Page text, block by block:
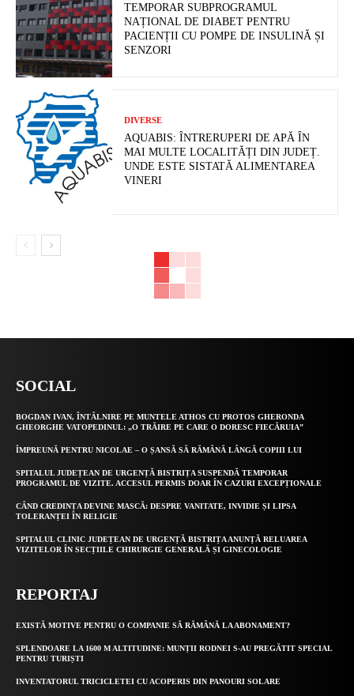
TEMPORAR SUBPROGRAMUL
NAȚIONAL DE DIABET PENTRU
PACIENȚII CU POMPE DE INSULINĂ ȘI
SENZORI
DIVERSE
AQUABIS: ÎNTRERUPERI DE APĂ ÎN
MAI MULTE LOCALITĂȚI DIN JUDEȚ.
UNDE ESTE SISTATĂ ALIMENTAREA
VINERI
SOCIAL
BOGDAN IVAN, ÎNTÂLNIRE PE MUNTELE ATHOS CU PROTOS GHERONDA
GHEORGHE VATOPEDINUL: „O TRĂIRE PE CARE O DORESC FIECĂRUIA”
ÎMPREUNĂ PENTRU NICOLAE – O ȘANSĂ SĂ RĂMÂNĂ LÂNGĂ COPIII LUI
SPITALUL JUDEȚEAN DE URGENȚĂ BISTRIȚA SUSPENDĂ TEMPORAR
PROGRAMUL DE VIZITE. ACCESUL PERMIS DOAR ÎN CAZURI EXCEPȚIONALE
CÂND CREDINȚA DEVINE MASCĂ: DESPRE VANITATE, INVIDIE ȘI LIPSA
TOLERANȚEI ÎN RELIGIE
SPITALUL CLINIC JUDEȚEAN DE URGENȚĂ BISTRIȚA ANUNȚĂ RELUAREA
VIZITELOR ÎN SECȚIILE CHIRURGIE GENERALĂ ȘI GINECOLOGIE
REPORTAJ
EXISTĂ MOTIVE PENTRU O COMPANIE SĂ RĂMÂNĂ LA ABONAMENT?
SPLENDOARE LA 1600 M ALTITUDINE: MUNȚII RODNEI S-AU PREGĂTIT SPECIAL
PENTRU TURIȘTI
INVENTATORUL TRICICLETEI CU ACOPERIS DIN PANOURI SOLARE